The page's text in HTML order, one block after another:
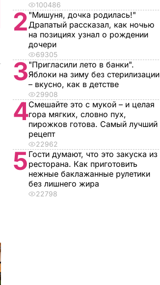
100486
2 "Мишуня, дочка родилась!"
Драпатый рассказал, как ночью
на позициях узнал о рождении
дочери
69305
3"Пригласили лето в банки".
Яблоки на зиму без стерилизации
– вкусно, как в детстве
29908
4Смешайте это с мукой – и целая
гора мягких, словно пух,
пирожков готова. Самый лучший
рецепт
22962
5 Гости думают, что это закуска из
ресторана. Как приготовить
нежные баклажанные рулетики
без лишнего жира
22798